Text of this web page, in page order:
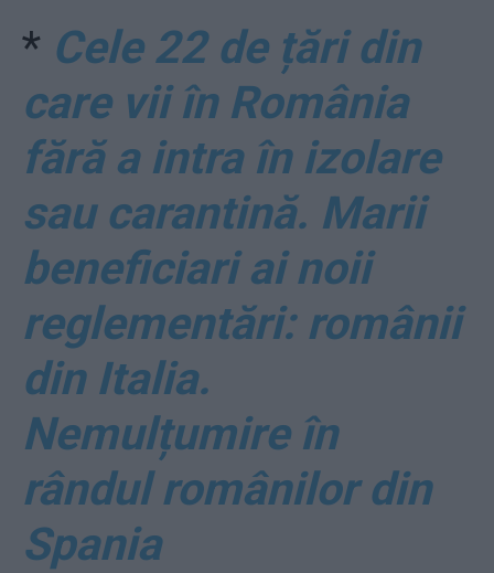
* Cele 22 de țări din
care vii în România
fără a intra în izolare
sau carantină. Marii
beneficiari ai noii
reglementări: românii
din Italia.
Nemulțumire în
rândul românilor din
Spania